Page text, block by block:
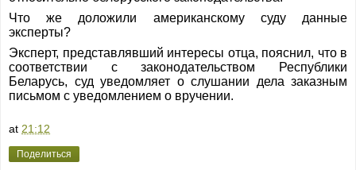
Что же доложили американскому суду данные
эксперты?
Эксперт, представлявший интересы отца, пояснил, что в
соответствии с законодательством Республики
Беларусь, суд уведомляет о слушании дела заказным
письмом с уведомлением о вручении.
at 21:12
Поделиться